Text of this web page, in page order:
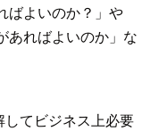
ばよいのか？」や
あればよいのか」な
てビジネス上必要